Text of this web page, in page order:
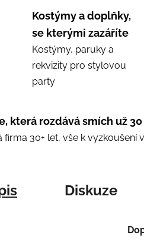
Kostýmy a doplňky,
se kterými zazáříte
Kostýmy, paruky a
rekvizity pro stylovou
party
která rozdává smích už
firma 30+ let, vše k vyzkoušení
Diskuze